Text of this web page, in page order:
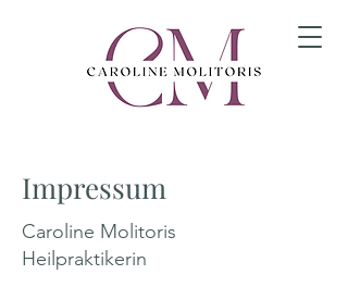
Impressum
Caroline Molitoris
Heilpraktikerin